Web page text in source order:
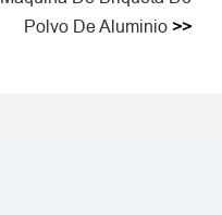
Polvo De Aluminio >>